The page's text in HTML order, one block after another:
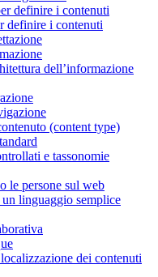
definire i contenuti
definire i contenuti
dell’informazione
(content type)
e tassonomie
le persone sul web
linguaggio semplice
dei contenuti